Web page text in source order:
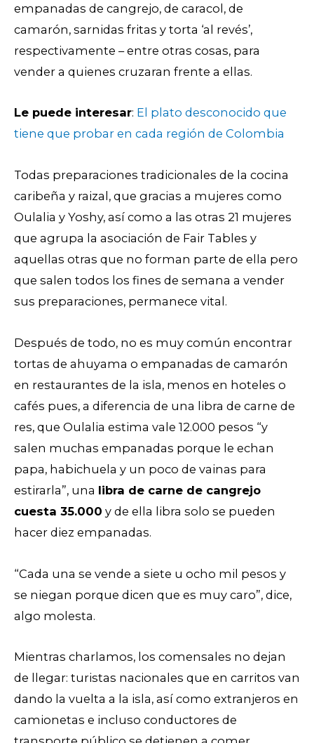
empanadas de cangrejo, de caracol, de
camarón, sarnidas fritas y torta ‘al revés’,
respectivamente – entre otras cosas, para
vender a quienes cruzaran frente a ellas.
Le puede interesar: El plato desconocido que
tiene que probar en cada región de Colombia
Todas preparaciones tradicionales de la cocina
caribeña y raizal, que gracias a mujeres como
Oulalia y Yoshy, así como a las otras 21 mujeres
que agrupa la asociación de Fair Tables y
aquellas otras que no forman parte de ella pero
que salen todos los fines de semana a vender
sus preparaciones, permanece vital.
Después de todo, no es muy común encontrar
tortas de ahuyama o empanadas de camarón
en restaurantes de la isla, menos en hoteles o
cafés pues, a diferencia de una libra de carne de
res, que Oulalia estima vale 12.000 pesos “y
salen muchas empanadas porque le echan
papa, habichuela y un poco de vainas para
estirarla”, una libra de carne de cangrejo
cuesta 35.000 y de ella libra solo se pueden
hacer diez empanadas.
“Cada una se vende a siete u ocho mil pesos y
se niegan porque dicen que es muy caro”, dice,
algo molesta.
Mientras charlamos, los comensales no dejan
de llegar: turistas nacionales que en carritos van
dando la vuelta a la isla, así como extranjeros en
camionetas e incluso conductores de